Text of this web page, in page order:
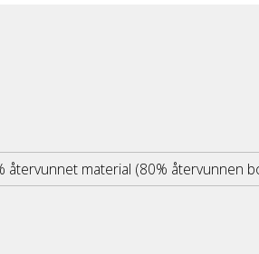
återvunnet material (80% återvunnen